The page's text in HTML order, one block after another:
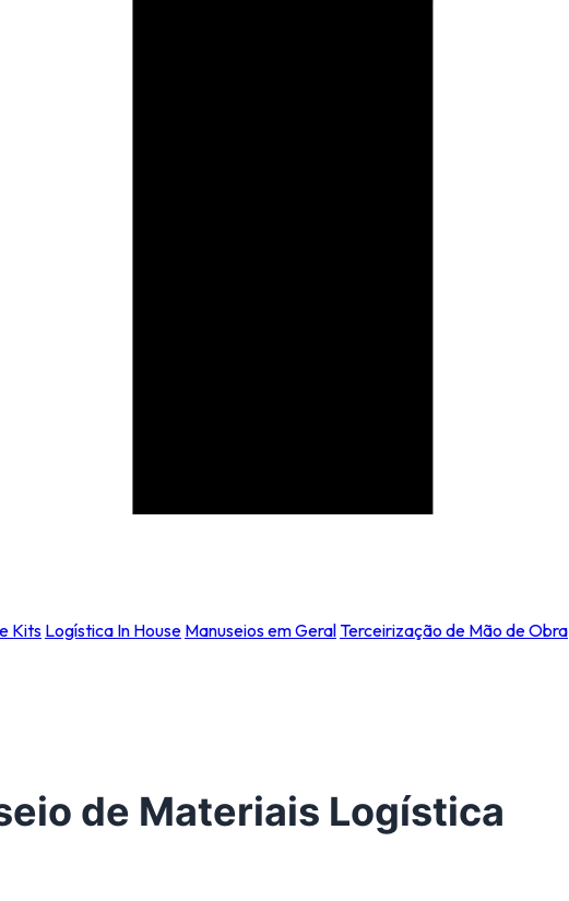
Kits Logística In House Manuseios em GeralTerceirização de Mão de Obra
de Materiais Logística